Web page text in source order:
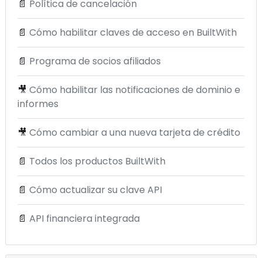
📄 Política de cancelación
📄 Cómo habilitar claves de acceso en BuiltWith
📄 Programa de socios afiliados
🎥 Cómo habilitar las notificaciones de dominio e
informes
🎥 Cómo cambiar a una nueva tarjeta de crédito
📄 Todos los productos BuiltWith
📄 Cómo actualizar su clave API
📄 API financiera integrada